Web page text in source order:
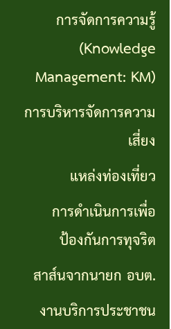
การ
ดำเนิน
การ
เพื่อ
ทุจริต
สาส์น
นายก
อบต.
การจัดการความรู้
(Knowledge
Management: KM)
การบริหารจัดการความ
เสี่ยง
แหล่งท่องเที่ยว
การดำเนินการเพื่อ
ป้องกันการทุจริต
สาส์นจากนายก อบต.
งานบริการประชาชน